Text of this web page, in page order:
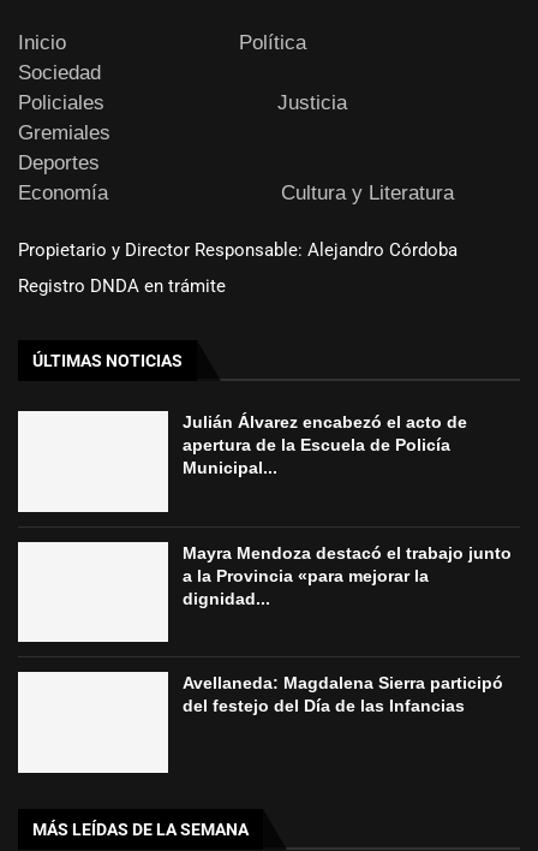
Inicio
Política
Sociedad
Policiales
Justicia
Gremiales
Deportes
Economía
Cultura y Literatura
Propietario y Director Responsable: Alejandro Córdoba
Registro DNDA en trámite
ÚLTIMAS NOTICIAS
Julián Álvarez encabezó el acto de
apertura de la Escuela de Policía
Municipal...
Mayra Mendoza destacó el trabajo junto
a la Provincia «para mejorar la
dignidad...
Avellaneda: Magdalena Sierra participó
del festejo del Día de las Infancias
MÁS LEÍDAS DE LA SEMANA